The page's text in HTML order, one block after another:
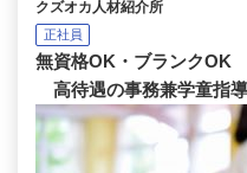
クズオカ人材紹介所
正社員
無資格OK・ブランクOK
高待遇の事務兼学童指